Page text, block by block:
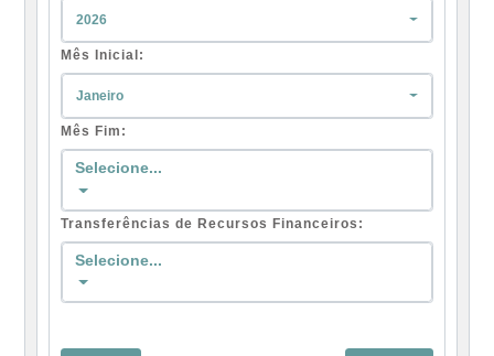
2026
Mês Inicial:
Janeiro
Mês Fim:
Selecione...
Transferências de Recursos Financeiros:
Selecione...